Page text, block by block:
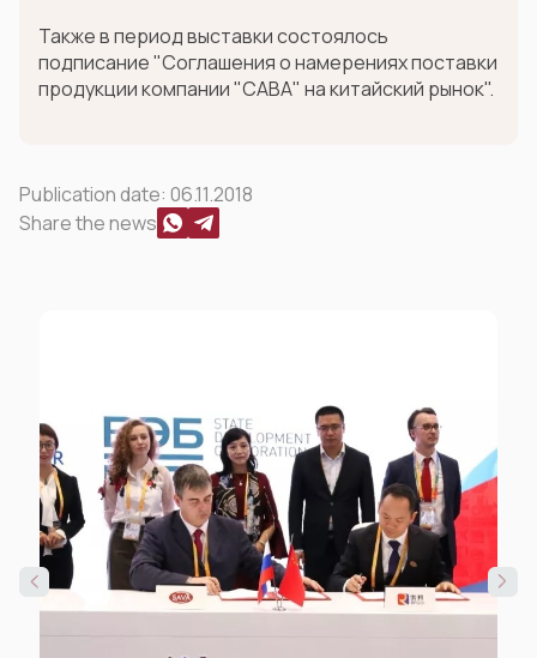
Также в период выставки состоялось
подписание "Соглашения о намерениях поставки
продукции компании "САВА" на китайский рынок".
Publication date: 06.11.2018
Share the news